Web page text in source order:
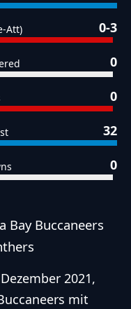
Att) 0-3
0
0
32
0
Bay Buccaneers
2021,
mit